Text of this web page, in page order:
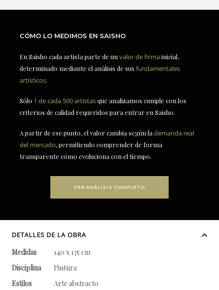
CÓMO LO MEDIMOS EN SAISHO
En Saisho cada artista parte de un valor de firmainicial,
determinado mediante el análisis de sus fundamentales
artísticos.
Sólo 1 de cada 500 artistasque analizamos cumple con los
criterios de calidad requeridos para entrar en Saisho.
A partir de ese punto, el valor cambia según la demanda real
del mercado, permitiendo comprender de forma
transparente cómo evoluciona con el tiempo.
VER ANÁLISIS COMPLETO
DETALLES DE LA OBRA
Medidas
140 x 135 cm
Disciplina
Pintura
Estilos
Arte abstracto